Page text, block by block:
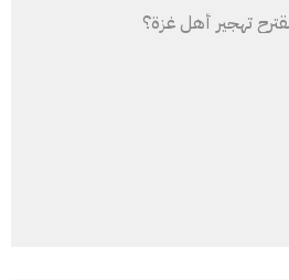
تهجير أهل غزة؟